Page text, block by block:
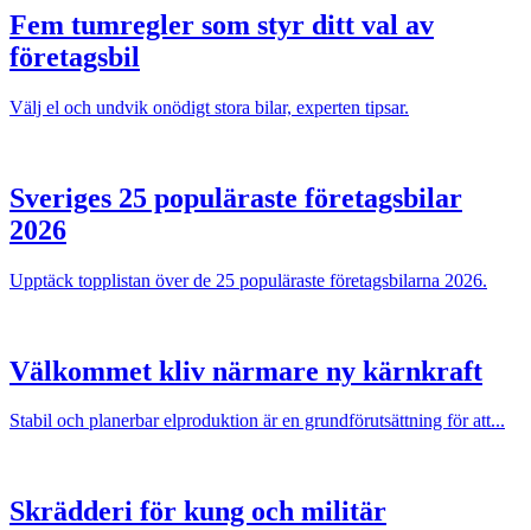
Fem tumregler som styr ditt val av
företagsbil
Välj el och undvik onödigt stora bilar, experten tipsar.
Sveriges 25 populäraste företagsbilar
2026
Upptäck topplistan över de 25 populäraste företagsbilarna 2026.
Välkommet kliv närmare ny kärnkraft
Stabil och planerbar elproduktion är en grundförutsättning för att...
Skrädderi för kung och militär